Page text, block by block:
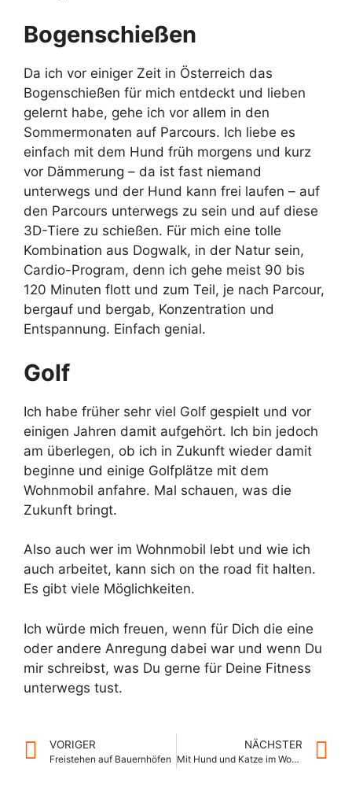
Bogenschießen
Da ich vor einiger Zeit in Österreich das
Bogenschießen für mich entdeckt und lieben
gelernt habe, gehe ich vor allem in den
Sommermonaten auf Parcours. Ich liebe es
einfach mit dem Hund früh morgens und kurz
vor Dämmerung – da ist fast niemand
unterwegs und der Hund kann frei laufen – auf
den Parcours unterwegs zu sein und auf diese
3D-Tiere zu schießen. Für mich eine tolle
Kombination aus Dogwalk, in der Natur sein,
Cardio-Program, denn ich gehe meist 90 bis
120 Minuten flott und zum Teil, je nach Parcour,
bergauf und bergab, Konzentration und
Entspannung. Einfach genial.
Golf
Ich habe früher sehr viel Golf gespielt und vor
einigen Jahren damit aufgehört. Ich bin jedoch
am überlegen, ob ich in Zukunft wieder damit
beginne und einige Golfplätze mit dem
Wohnmobil anfahre. Mal schauen, was die
Zukunft bringt.
Also auch wer im Wohnmobil lebt und wie ich
auch arbeitet, kann sich on the road fit halten.
Es gibt viele Möglichkeiten.
Ich würde mich freuen, wenn für Dich die eine
oder andere Anregung dabei war und wenn Du
mir schreibst, was Du gerne für Deine Fitness
unterwegs tust.
VORIGER
Freistehen auf Bauernhöfen
NÄCHSTER
Mit Hund und Katze im Wohnmobil leben